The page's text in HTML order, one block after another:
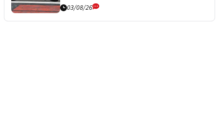
03/08/26